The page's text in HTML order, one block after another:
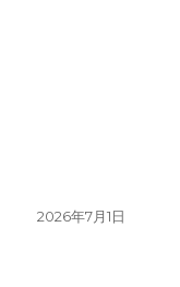
投
2026年7月1日